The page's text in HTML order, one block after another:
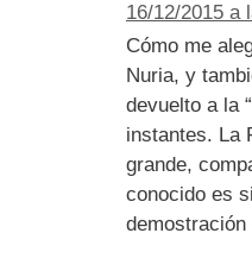
16/12/2015 a
Cómo me
Nuria, y
devuelto a la
instantes. La
grande,
conocido es
demostración